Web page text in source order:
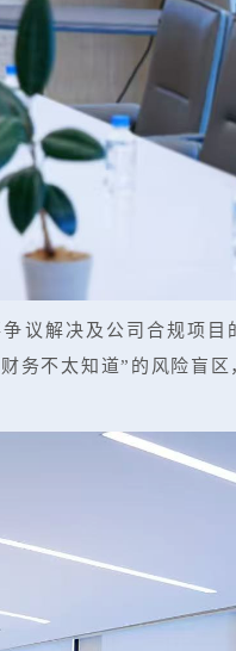
议解决及公司合规项目
务不太知道”的风险盲区